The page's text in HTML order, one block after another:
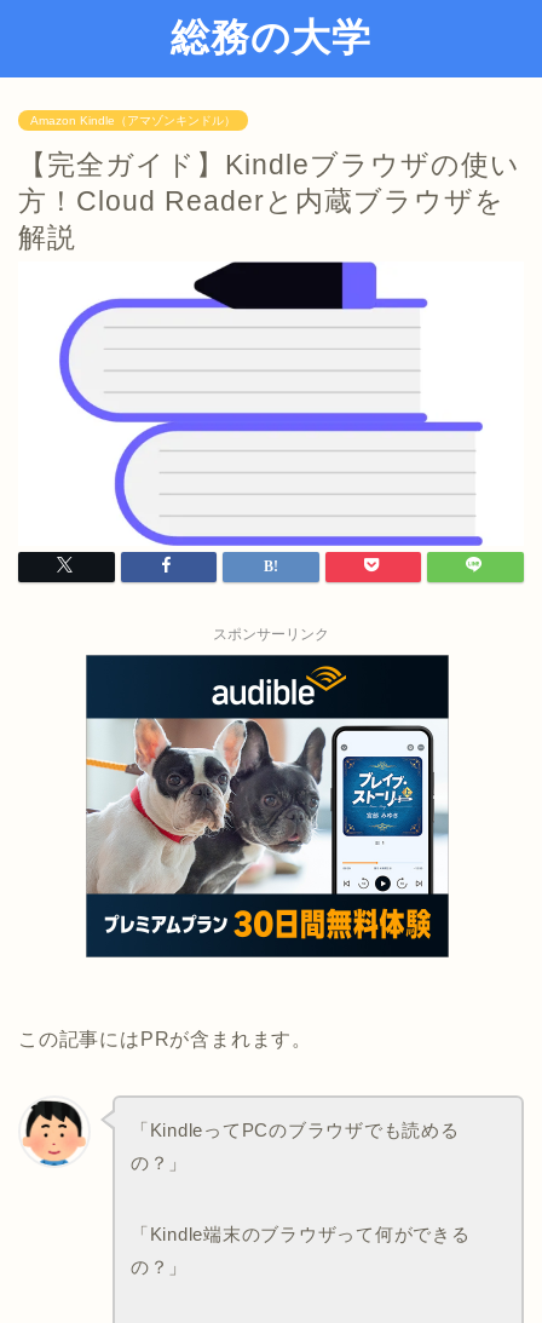
総務の大学
Amazon Kindle（アマゾンキンドル）
【完全ガイド】Kindleブラウザの使い
方！Cloud Readerと内蔵ブラウザを
解説
スポンサーリンク
この記事にはPRが含まれます。
「KindleってPCのブラウザでも読める
の？」
「Kindle端末のブラウザって何ができる
の？」